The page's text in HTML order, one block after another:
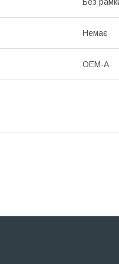
Немає
OEM-A